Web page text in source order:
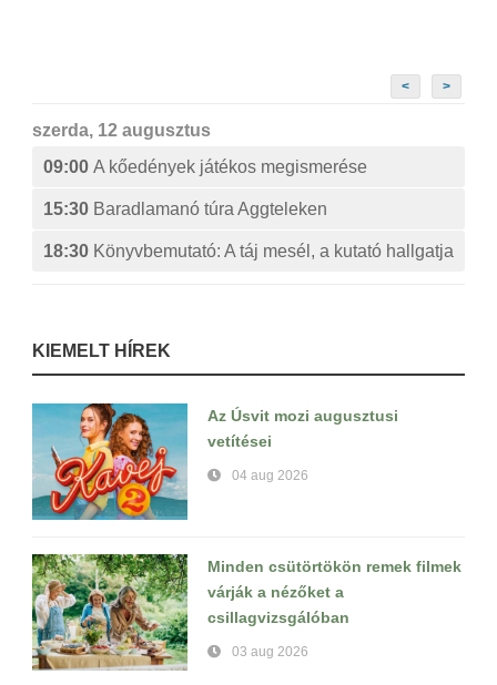
< >
szerda, 12 augusztus
09:00 A kőedények játékos megismerése
15:30 Baradlamanó túra Aggteleken
18:30 Könyvbemutató: A táj mesél, a kutató hallgatja
KIEMELT HÍREK
Az Úsvit mozi augusztusi
vetítései
04 aug 2026
Minden csütörtökön remek filmek
várják a nézőket a
csillagvizsgálóban
03 aug 2026